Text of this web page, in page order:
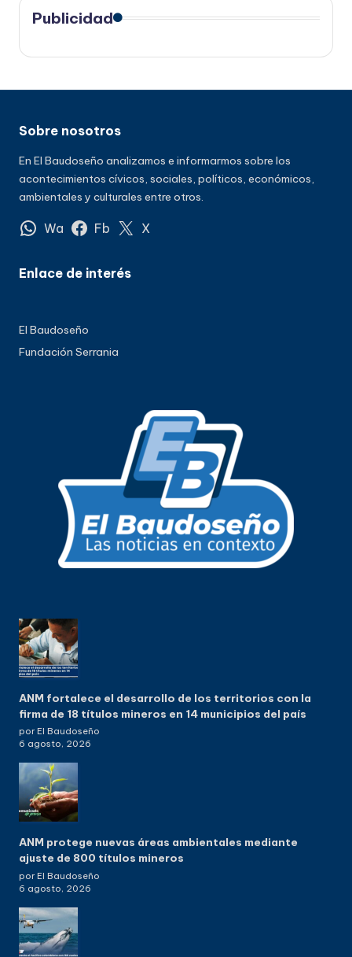
Publicidad
Sobre nosotros
En El Baudoseño analizamos e informarmos sobre los
acontecimientos cívicos, sociales, políticos, económicos,
ambientales y culturales entre otros.
Wa Fb X
Enlace de interés
El Baudoseño
Fundación Serrania
ANM fortalece el desarrollo de los territorios con la
firma de 18 títulos mineros en 14 municipios del país
por El Baudoseño
6 agosto, 2026
ANM protege nuevas áreas ambientales mediante
ajuste de 800 títulos mineros
por El Baudoseño
6 agosto, 2026